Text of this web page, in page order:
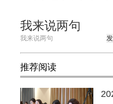
我来说两句
推荐阅读